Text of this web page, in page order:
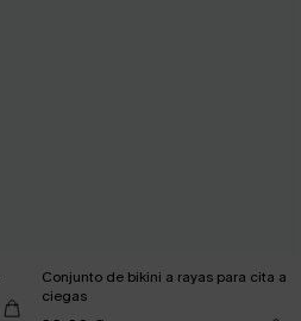
Conjunto de bikini a rayas para cita a
ciegas